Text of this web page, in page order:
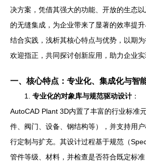
决方案，凭借其强大的功能、开放的生态
的无缝集成，为企业带来了显著的效率提
结合实践，浅析其核心特点与优势，以期
欢迎指正，共同探讨创新应用，助力企业实
一、核心特点：专业化、集成化与智
1. 专业化的对象库与规范驱动设计 ：
AutoCAD Plant 3D内置了丰富的行业标准
件、阀门、设备、钢结构等），并支持用
行定制与扩充。其设计过程基于规范（
管件等级、材料，并检查是否符合既定标